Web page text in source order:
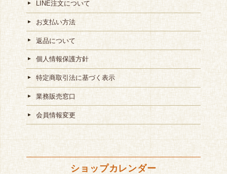
LINE注文について
お支払い方法
返品について
個人情報保護方針
特定商取引法に基づく表示
業務販売窓口
会員情報変更
ショップカレンダー